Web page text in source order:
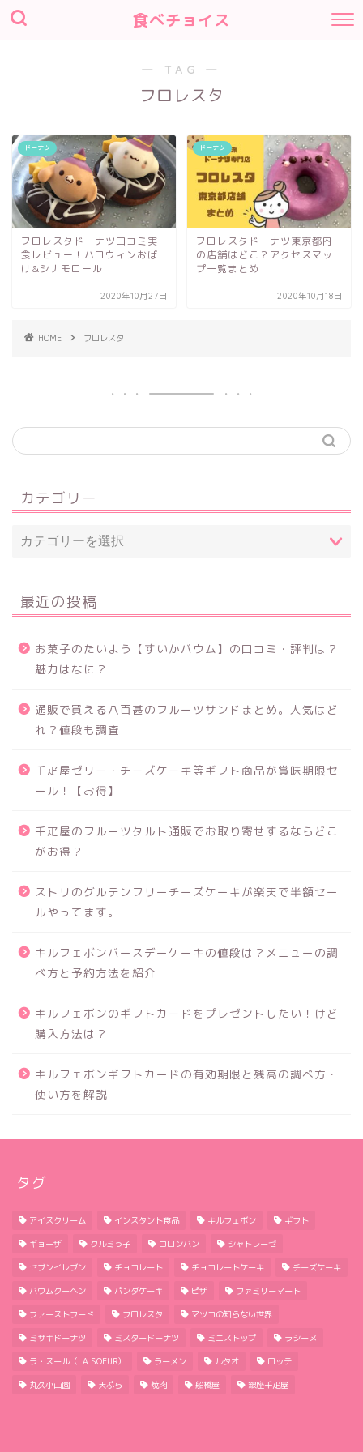
食べチョイス
― TAG ―
フロレスタ
ドーナツ
フロレスタドーナツ口コミ実
食レビュー！ハロウィンおば
け&シナモロール
2020年10月27日
ドーナツ
フロレスタドーナツ東京都内
の店舗はどこ？アクセスマッ
プ一覧まとめ
2020年10月18日
HOME フロレスタ
カテゴリー
最近の投稿
お菓子のたいよう【すいかバウム】の口コミ・評判は？
魅力はなに？
通販で買える八百甚のフルーツサンドまとめ。人気はど
れ？値段も調査
千疋屋ゼリー・チーズケーキ等ギフト商品が賞味期限セ
ール！【お得】
千疋屋のフルーツタルト通販でお取り寄せするならどこ
がお得？
ストリのグルテンフリーチーズケーキが楽天で半額セー
ルやってます。
キルフェボンバースデーケーキの値段は？メニューの調
べ方と予約方法を紹介
キルフェボンのギフトカードをプレゼントしたい！けど
購入方法は？
キルフェボンギフトカードの有効期限と残高の調べ方・
使い方を解説
タグ
アイスクリーム インスタント食品 キルフェボン ギフト
ギョーザ クルミっ子 コロンバン シャトレーゼ
セブンイレブン チョコレート チョコレートケーキ チーズケーキ
バウムクーヘン パンダケーキ ピザ ファミリーマート
ファーストフード フロレスタ マツコの知らない世界
ミサキドーナツ ミスタードーナツ ミニストップ ラシーヌ
ラ・スール（LA SOEUR） ラーメン ルタオ ロッテ
丸久小山園 天ぷら 焼肉 船橋屋 銀座千疋屋